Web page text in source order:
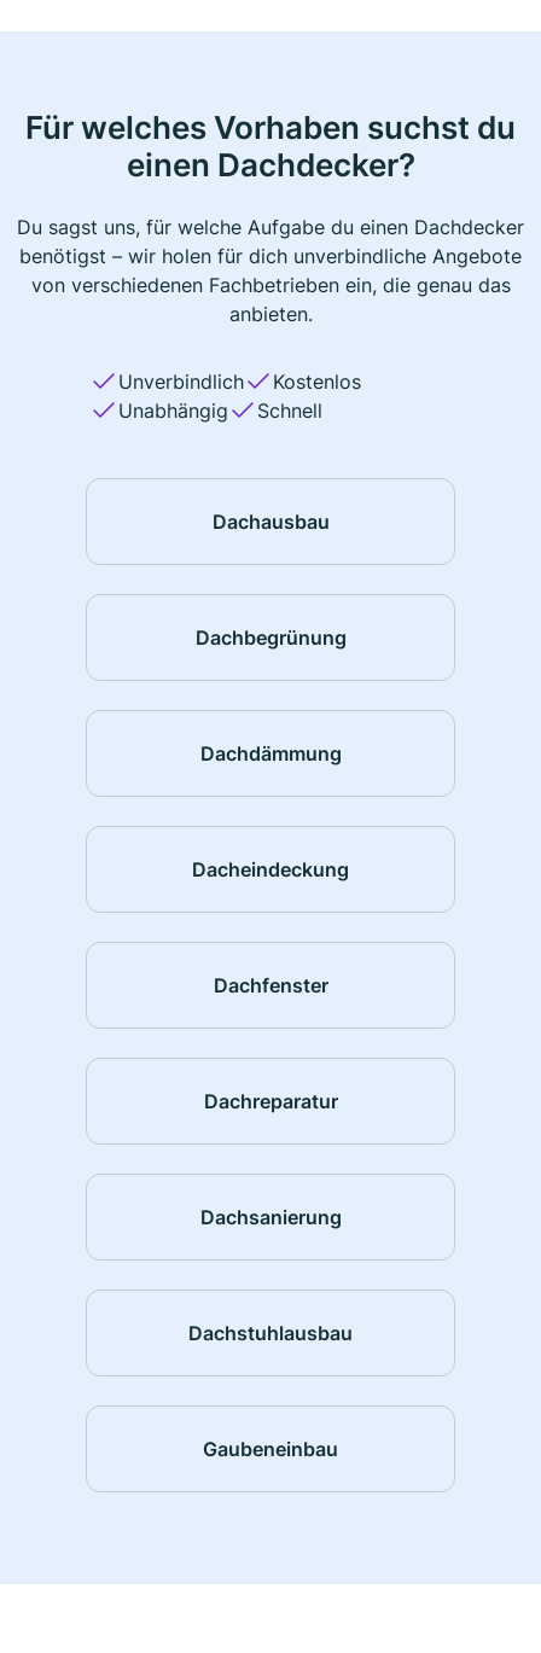
Für welches Vorhaben suchst du
einen Dachdecker?
Du sagst uns, für welche Aufgabe du einen Dachdecker
benötigst – wir holen für dich unverbindliche Angebote
von verschiedenen Fachbetrieben ein, die genau das
anbieten.
Unverbindlich
Kostenlos
Unabhängig
Schnell
Dachausbau
Dachbegrünung
Dachdämmung
Dacheindeckung
Dachfenster
Dachreparatur
Dachsanierung
Dachstuhlausbau
Gaubeneinbau